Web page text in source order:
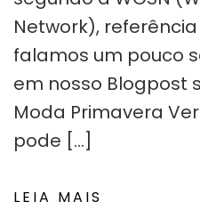
Network),
falamos um pouco
em nosso Blogpost
Moda Primavera
pode […]
LEIA MAIS